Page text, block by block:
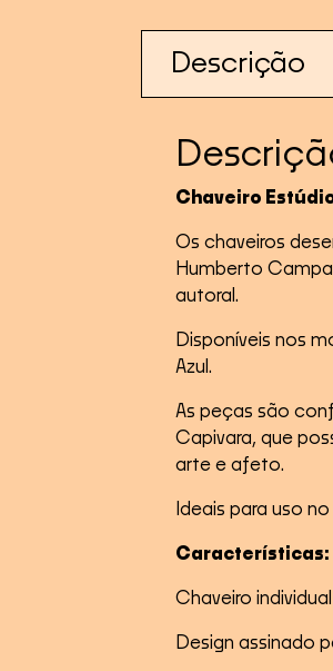
Descrição
Chaveiro
Os chaveiros
Humberto
autoral.
Disponíveis nos
Azul.
As peças são
Capivara, que
arte e afeto.
Ideais para uso
Características:
Chaveiro individual
Design assinado